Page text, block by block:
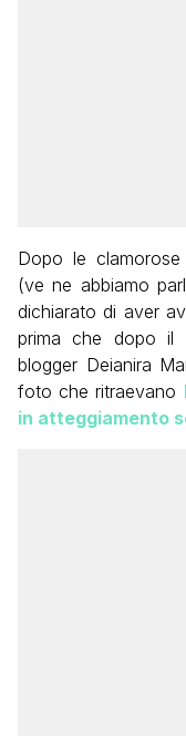
Dopo le clamorose
(ve ne abbiamo
dichiarato di aver
prima che dopo il
blogger Deianira
foto che ritraevano
in atteggiamento